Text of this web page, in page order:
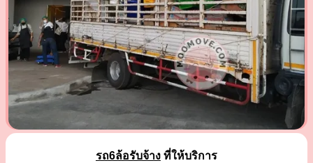
รถ6ล้อรับจ้าง ที่ให้บริการ